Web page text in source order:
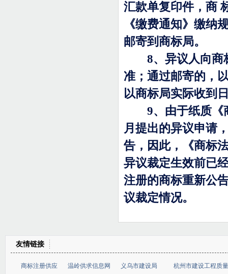
汇款单复印件，商
《缴费通知》缴纳
邮寄到商标局。
8、异议人向
准；通过邮寄的，
以商标局实际收到
9、由于纸质
月提出的异议申请
告，因此，《商标
异议裁定生效前已
注册的商标重新公
议裁定情况。
友情链接
商标注册供应 温岭供求信息网 义乌市建设局 杭州市建设工程质